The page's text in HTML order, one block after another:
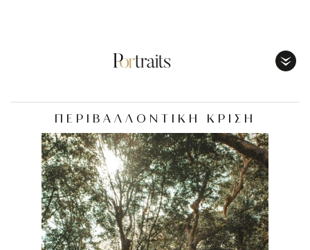
ΠΕΡΙΒΑΛΛΟΝΤΙΚΗ ΚΡΙΣΗ